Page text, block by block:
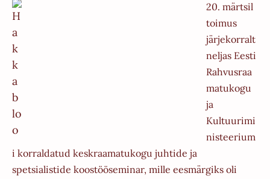
20. märtsil
toimus
järjekorralt
neljas Eesti
Rahvusraa
matukogu
ja
Kultuurimi
nisteerium
i korraldatud keskraamatukogu juhtide ja
spetsialistide koostööseminar, mille eesmärgiks oli